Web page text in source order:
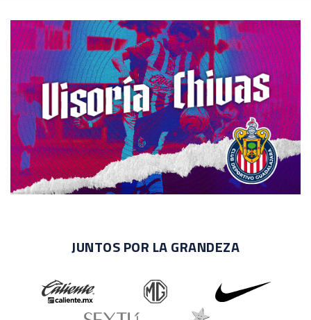
JUNTOS POR LA GRANDEZA